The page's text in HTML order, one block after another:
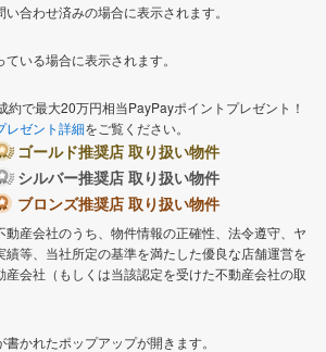
合わせ済みの場合に表示されます。
いる場合に表示されます。
約で最大20万円相当PayPayポイントプレゼント！
レゼント詳細をご覧ください。
ゴールド推奨店 取り扱い物件
シルバー推奨店 取り扱い物件
ブロンズ推奨店 取り扱い物件
動産会社のうち、物件情報の正確性、法令遵守、ヤ
績等、当社所定の基準を満たした優良な店舗運営を
会社（もしくは当該認定を受けた不動産会社の取
かれたポップアップが開きます。